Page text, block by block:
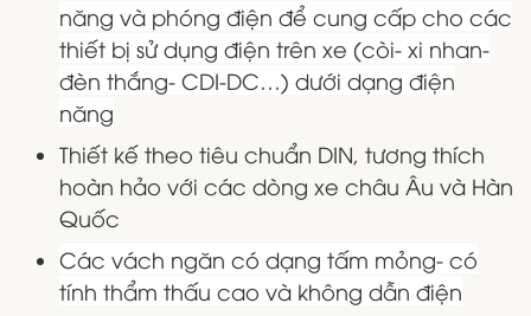
năng và phóng điện để cung cấp cho các
thiết bị sử dụng điện trên xe (còi- xi nhan-
đèn thắng- CDI-DC…) dưới dạng điện
năng
Thiết kế theo tiêu chuẩn DIN, tương thích
hoàn hảo với các dòng xe châu Âu và Hàn
Quốc
Các vách ngăn có dạng tấm mỏng- có
tính thẩm thấu cao và không dẫn điện